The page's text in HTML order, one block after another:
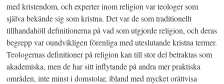
med kristendom, och experter inom religion var teologer som
själva bekände sig som kristna. Det var de som traditionellt
tillhandahöll definitionerna på vad som utgjorde religion, och deras
begrepp var oundvikligen förenliga med uteslutande kristna termer.
Teologernas definitioner på religion kan till stor del betraktas som
akademiska, men de har sitt inflytande på andra mer praktiska
områden, inte minst i domstolar, ibland med mycket orättvisa